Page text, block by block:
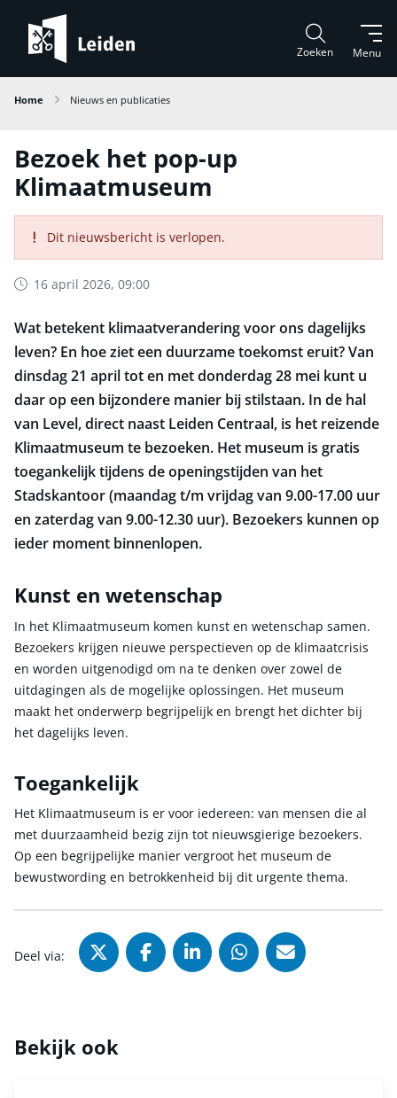
Menu
Zoeken
Home Nieuws en publicaties
Bezoek het pop-up
Klimaatmuseum
Dit nieuwsbericht is verlopen.
16 april 2026, 09:00
Wat betekent klimaatverandering voor ons dagelijks
leven? En hoe ziet een duurzame toekomst eruit? Van
dinsdag 21 april tot en met donderdag 28 mei kunt u
daar op een bijzondere manier bij stilstaan. In de hal
van Level, direct naast Leiden Centraal, is het reizende
Klimaatmuseum te bezoeken. Het museum is gratis
toegankelijk tijdens de openingstijden van het
Stadskantoor (maandag t/m vrijdag van 9.00-17.00 uur
en zaterdag van 9.00-12.30 uur). Bezoekers kunnen op
ieder moment binnenlopen.
Kunst en wetenschap
In het Klimaatmuseum komen kunst en wetenschap samen.
Bezoekers krijgen nieuwe perspectieven op de klimaatcrisis
en worden uitgenodigd om na te denken over zowel de
uitdagingen als de mogelijke oplossingen. Het museum
maakt het onderwerp begrijpelijk en brengt het dichter bij
het dagelijks leven.
Toegankelijk
Het Klimaatmuseum is er voor iedereen: van mensen die al
met duurzaamheid bezig zijn tot nieuwsgierige bezoekers.
Op een begrijpelijke manier vergroot het museum de
bewustwording en betrokkenheid bij dit urgente thema.
Deel via: Deel via X (Twitter), opent in
Deel via Facebook, opent
Deel via LinkedIn,
Deel viaDeel via
Bekijk ook